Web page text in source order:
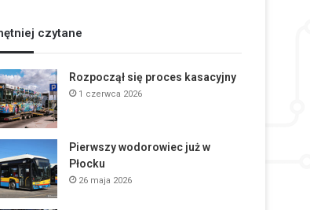
czytane
Rozpoczął się proces kasacyjny
1 czerwca 2026
Pierwszy wodorowiec już w
Płocku
26 maja 2026